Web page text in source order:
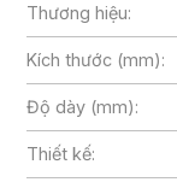
Thương hiệu:
Kích thước (mm):
Độ dày (mm):
Thiết kế: